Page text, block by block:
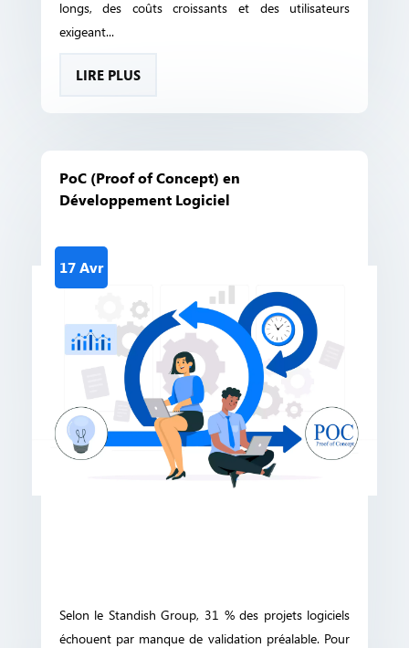
longs, des coûts croissants et des utilisateurs
exigeant...
LIRE PLUS
PoC (Proof of Concept) en
Développement Logiciel
17 Avr
Selon le Standish Group, 31 % des projets logiciels
échouent par manque de validation préalable. Pour